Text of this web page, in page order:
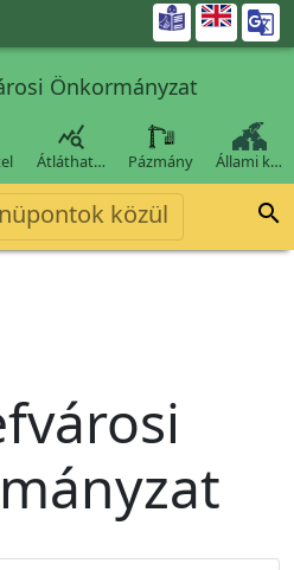

Önkormányzat

Átláthat… Pázmány Állami k…
közül 